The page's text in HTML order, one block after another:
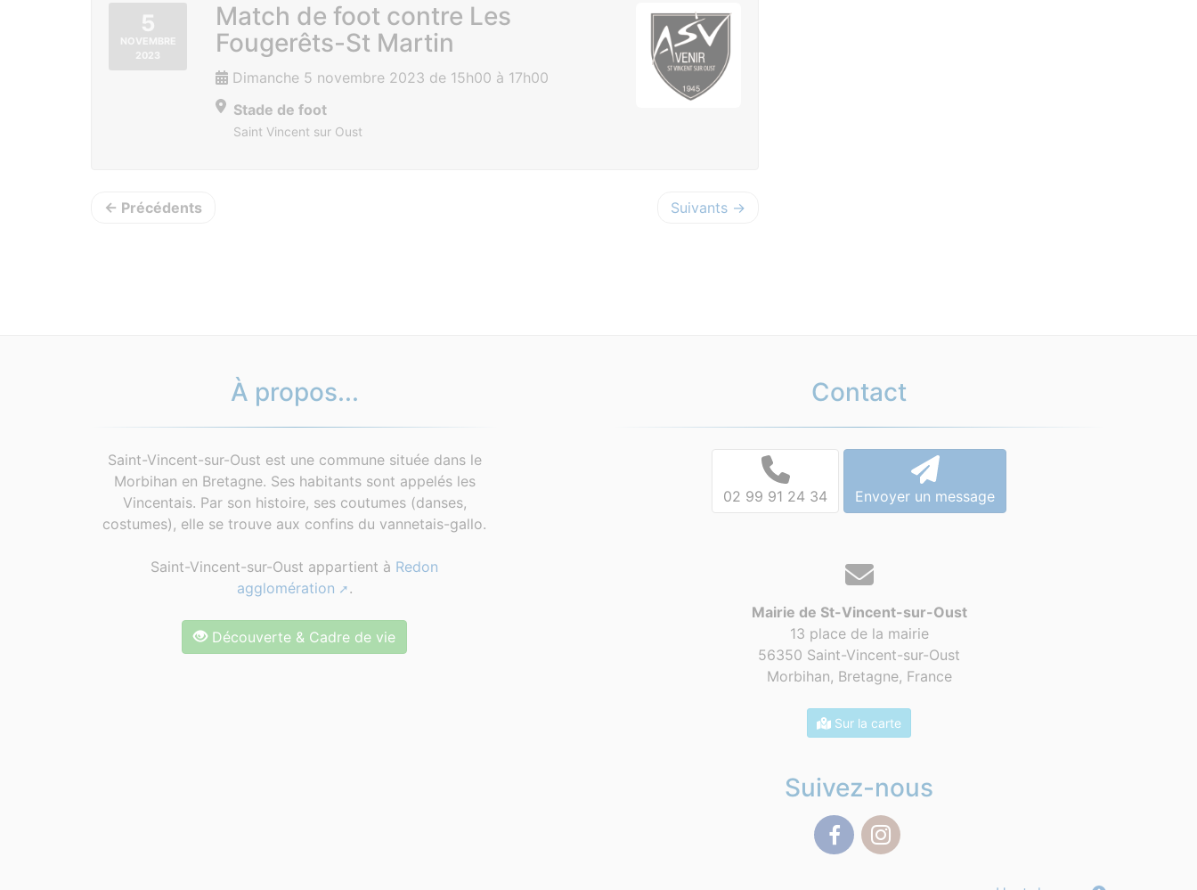
5
NOVEMBRE
2023
Match de foot contre Les
Fougerêts-St Martin
Dimanche 5 novembre 2023 de 15h00 à 17h00
Stade de foot
Saint Vincent sur Oust
← Précédents Suivants →
À propos...
Saint-Vincent-sur-Oust est une commune située dans le
Morbihan en Bretagne. Ses habitants sont appelés les
Vincentais. Par son histoire, ses coutumes (danses,
costumes), elle se trouve aux confins du vannetais-gallo.
Saint-Vincent-sur-Oust appartient à Redon
agglomération
.
Découverte & Cadre de vie
Contact
02 99 91 24 34 Envoyer un message
Mairie de St-Vincent-sur-Oust
13 place de la mairie
56350 Saint-Vincent-sur-Oust
Morbihan, Bretagne, France
Sur la carte
Suivez-nous